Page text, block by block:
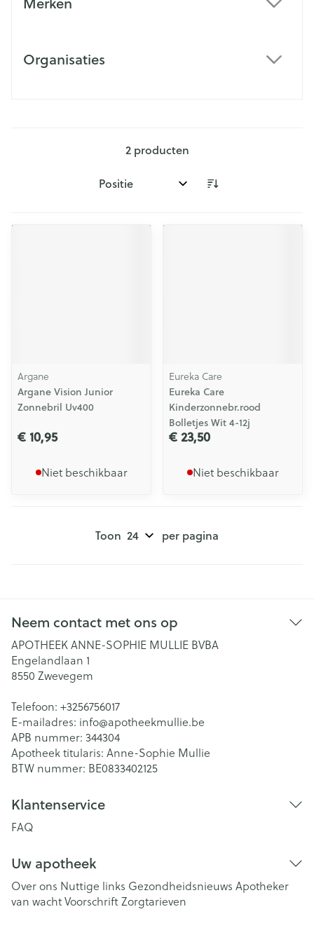
Organisaties
2producten
Sorteer op:
Argane
Argane Vision Junior
Zonnebril Uv400
€ 10,95
Niet beschikbaar
Eureka Care
Eureka Care
Kinderzonnebr.rood
Bolletjes Wit 4-12j
€ 23,50
Niet beschikbaar
Toon per pagina
Neem contact met ons op
APOTHEEK ANNE-SOPHIE MULLIE BVBA
Engelandlaan 1
8550 Zwevegem
Telefoon: +3256756017
E-mailadres: info@apotheekmullie.be
APB nummer: 344304
Apotheek titularis: Anne-Sophie Mullie
BTW nummer: BE0833402125
Klantenservice
FAQ
Uw apotheek
Over ons Nuttige links Gezondheidsnieuws Apotheker
van wachtVoorschriftZorgtarieven